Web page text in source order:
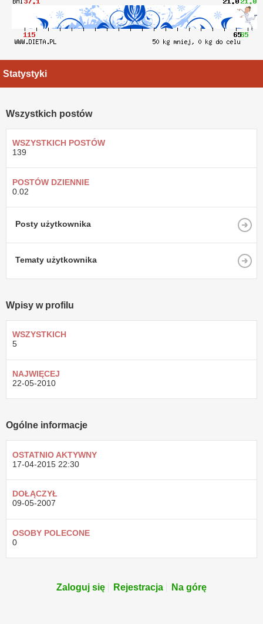
Statystyki
Wszystkich postów
WSZYSTKICH POSTÓW
139
POSTÓW DZIENNIE
0.02
Posty użytkownika
Tematy użytkownika
Wpisy w profilu
WSZYSTKICH
5
NAJWIĘCEJ
22-05-2010
Ogólne informacje
OSTATNIO AKTYWNY
17-04-2015 22:30
DOŁĄCZYŁ
09-05-2007
OSOBY POLECONE
0
Zaloguj się Rejestracja Na górę